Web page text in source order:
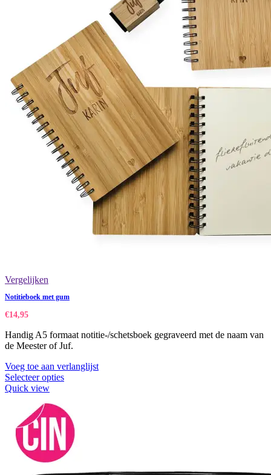
Vergelijken
Notitieboek met gum
€14,95
Handig A5 formaat notitie-/schetsboek gegraveerd met de naam van
de Meester of Juf.
Voeg toe aan verlanglijst
Selecteer opties
Quick view